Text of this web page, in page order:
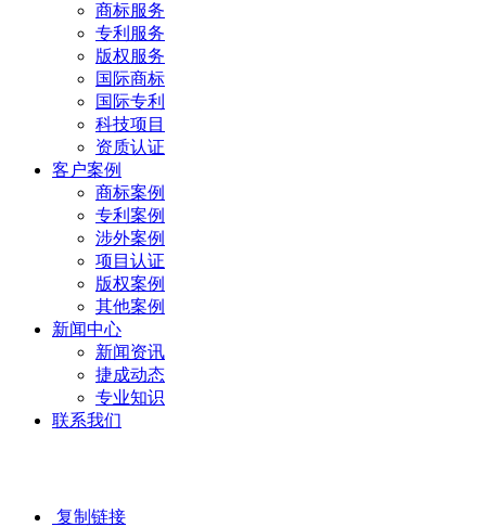
商标服务
专利服务
版权服务
国际商标
国际专利
科技项目
资质认证
客户案例
商标案例
专利案例
涉外案例
项目认证
版权案例
其他案例
新闻中心
新闻资讯
捷成动态
专业知识
联系我们
复制链接